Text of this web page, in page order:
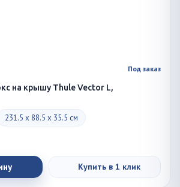
Под заказ
на крышу Thule Vector L,
231.5 x 88.5 x 35.5 см
Купить в 1 клик